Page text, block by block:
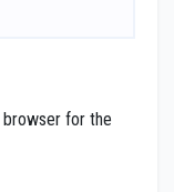
browser for the